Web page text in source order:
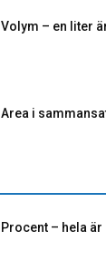
Volym – en liter
Area i
Procent – hela är